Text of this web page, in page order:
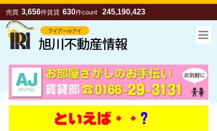
売買 3,656件賃貸 630件count 245,190,423